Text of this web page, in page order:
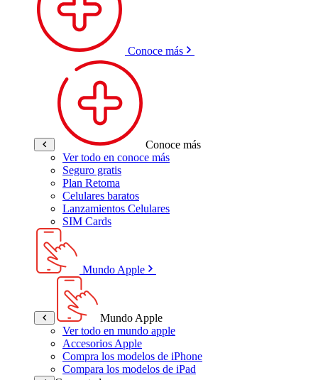
Conoce más
Conoce más
Ver todo en conoce más
Seguro gratis
Plan Retoma
Celulares baratos
Lanzamientos Celulares
SIM Cards
Mundo Apple
Mundo Apple
Ver todo en mundo apple
Accesorios Apple
Compra los modelos de iPhone
Compara los modelos de iPad